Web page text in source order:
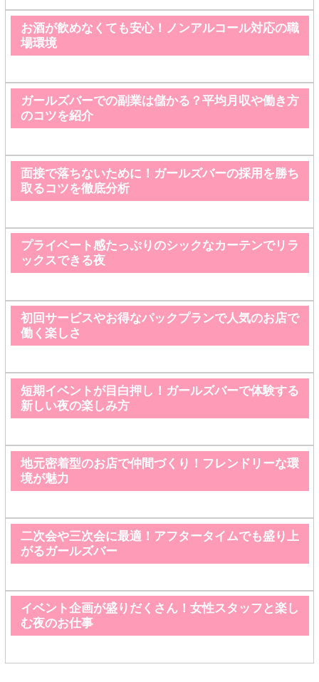
お酒が飲めなくても安心！ノンアルコール対応の職
場環境
ガールズバーでの副業は儲かる？平均月収や働き方
のコツを紹介
面接で落ちないために！ガールズバーの採用を勝ち
取るコツを徹底分析
プライベート感たっぷりのシックなカーテンでリラ
ックスできる夜
初回サービスやお得なパックプランで人気のお店で
働く楽しさ
短期イベントが目白押し！ガールズバーで体験する
新しい夜の楽しみ方
地元密着型のお店で仲間づくり！フレンドリーな環
境が魅力
二次会や三次会に最適！アフタータイムでも盛り上
がるガールズバー
イベント企画が盛りだくさん！女性スタッフと楽し
む夜のお仕事